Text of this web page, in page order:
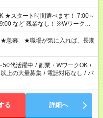
残業なし！ ※Wワークの
時間超の就業はご案内できませ
上勤務は社会保険への加入対象
雇い派遣の原則禁止）により、
が難しい場合があります
急募 ★職場が気に入れば、長期
50代活躍中 / 副業・WワークOK /
上の大量募集 / 電話対応なし / パ
る 詳細へ